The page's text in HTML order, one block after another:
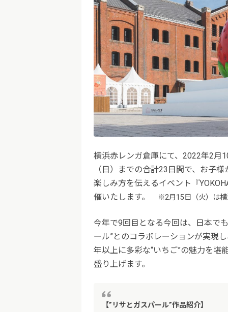
横浜赤レンガ倉庫にて、2022年2月
（日）までの合計23日間で、お子
楽しみ方を伝えるイベント『
催いたします。
※2月15日（火）は
今年で9回目となる今回は、日本で
ール”とのコラボレーションが実現
年以上に多彩な“いちご”の魅力を
盛り上げます。
【”リサとガスパール”作品紹介】